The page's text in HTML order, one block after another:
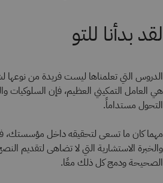
لقد بدأنا للتو
هي العامل التمكيني العظيم، فإن السلوكيات
التحول مستداماً.
مهما كان ما تسعى لتحقيقه داخل مؤسستك،
والخبرة الاستشارية التي لا تضاهى لتقديم
الصحيحة ودمج كل ذلك معًا.